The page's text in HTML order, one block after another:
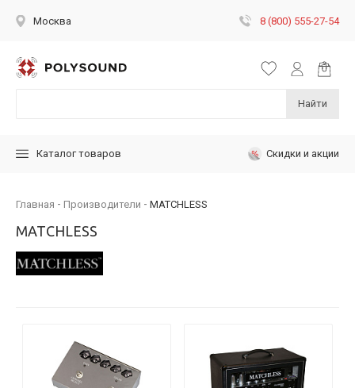
Москва 8 (800) 555-27-54
Найти
Каталог товаров Скидки и акции
Главная Производители MATCHLESS
MATCHLESS